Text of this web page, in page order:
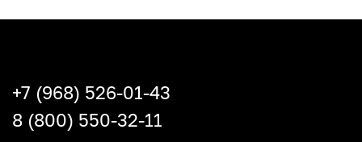
+7 (968) 526-01-43
8 (800) 550-32-11